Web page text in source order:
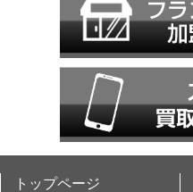
トップページ